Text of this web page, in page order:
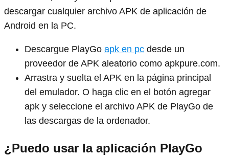
descargar cualquier archivo APK de aplicación de
Android en la PC.
Descargue PlayGo apk en pc desde un
proveedor de APK aleatorio como apkpure.com.
Arrastra y suelta el APK en la página principal
del emulador. O haga clic en el botón agregar
apk y seleccione el archivo APK de PlayGo de
las descargas de la ordenador.
¿Puedo usar la aplicación PlayGo